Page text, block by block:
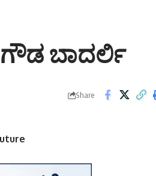
ಬಾದರ್ಲಿ
Share